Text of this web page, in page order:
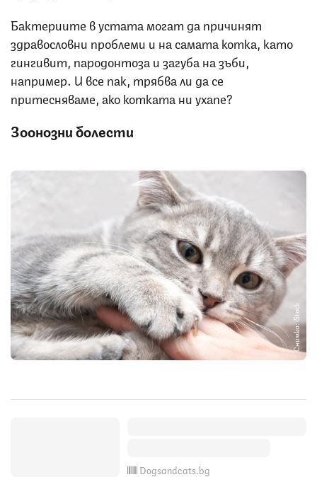
Бактериите в устата могат да причинят
здравословни проблеми и на самата котка, като
гингивит, пародонтоза и загуба на зъби,
например. И все пак, трябва ли да се
притесняваме, ако котката ни ухапе?
Зоонозни болести
Снимка: iStock
Dogsandcats.bg